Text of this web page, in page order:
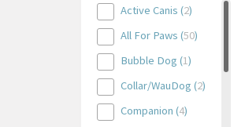
Active Canis (2)
All For Paws (50)
Bubble Dog (1)
Collar/WauDog (2)
Companion (4)